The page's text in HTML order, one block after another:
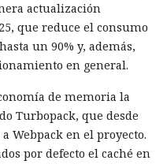
actualización
que reduce el consumo
un 90% y, además,
en general.
de memoria la
Turbopack, que desde
Webpack en el proyecto.
por defecto el caché en